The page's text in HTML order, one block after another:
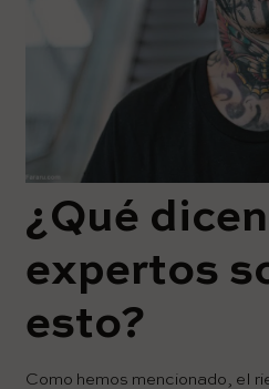
¿Qué
expertos
esto?
Como hemos mencionado, el